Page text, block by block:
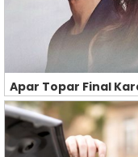
Apar Topar Final